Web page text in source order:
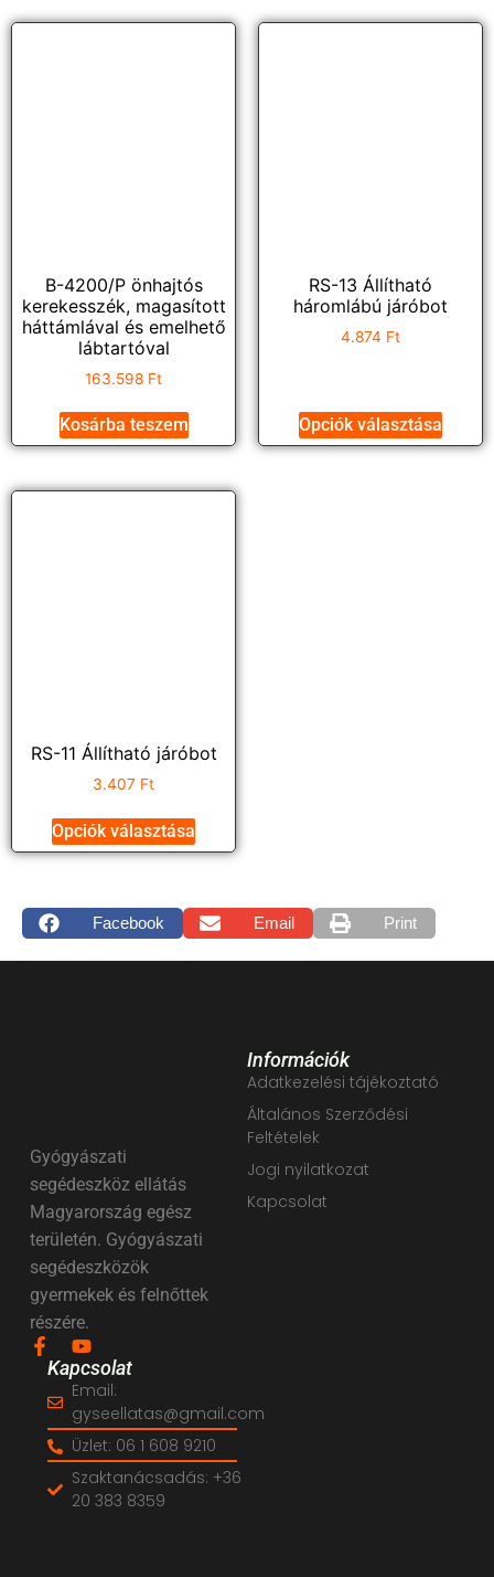
B-4200/P önhajtós
kerekesszék, magasított
háttámlával és emelhető
lábtartóval
163.598 Ft
Kosárba teszem
RS-13 Állítható
háromlábú járóbot
4.874 Ft
Opciók választása
RS-11 Állítható járóbot
3.407 Ft
Opciók választása
Facebook Email Print
Gyógyászati
segédeszköz ellátás
Magyarország egész
területén. Gyógyászati
segédeszközök
gyermekek és felnőttek
részére.
Információk
Adatkezelési tájékoztató
Általános Szerződési
Feltételek
Jogi nyilatkozat
Kapcsolat
Kapcsolat
Email:
gyseellatas@gmail.com
Üzlet: 06 1 608 9210
Szaktanácsadás: +36
20 383 8359